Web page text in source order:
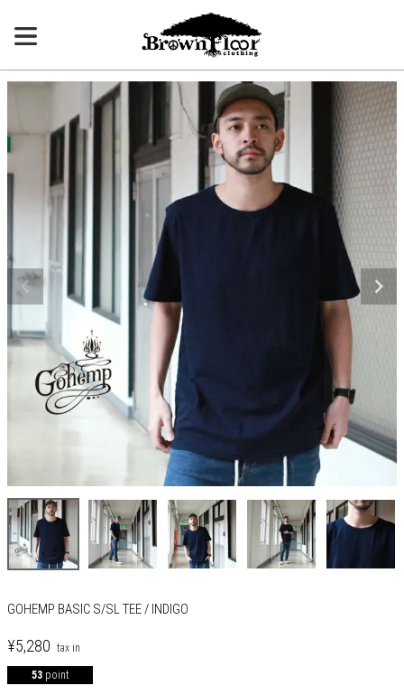
GOHEMP BASIC S/SL TEE / INDIGO
¥5,280
53 point